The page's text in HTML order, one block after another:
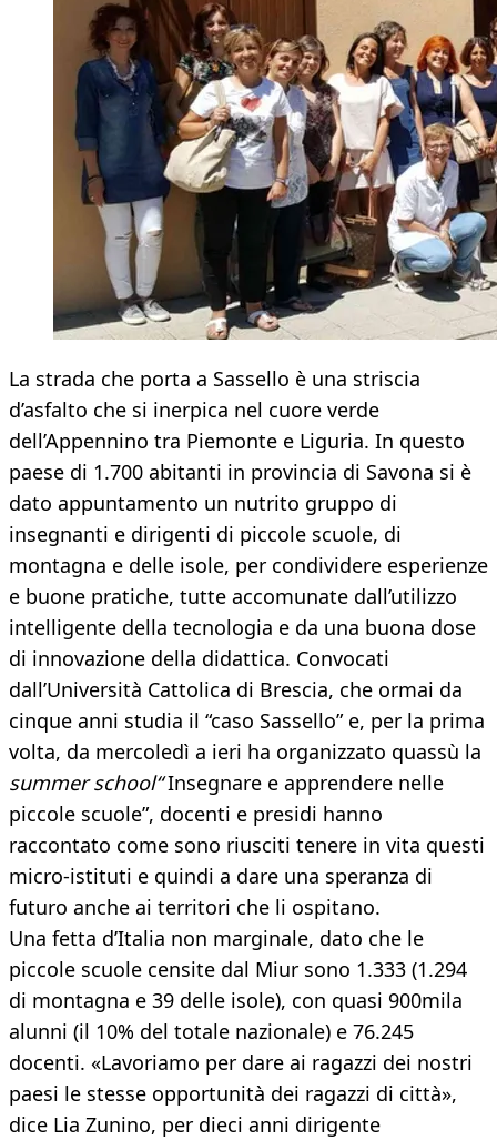
La strada che porta a Sassello è una striscia
d’asfalto che si inerpica nel cuore verde
dell’Appennino tra Piemonte e Liguria. In questo
paese di 1.700 abitanti in provincia di Savona si è
dato appuntamento un nutrito gruppo di
insegnanti e dirigenti di piccole scuole, di
montagna e delle isole, per condividere esperienze
e buone pratiche, tutte accomunate dall’utilizzo
intelligente della tecnologia e da una buona dose
di innovazione della didattica. Convocati
dall’Università Cattolica di Brescia, che ormai da
cinque anni studia il “caso Sassello” e, per la prima
volta, da mercoledì a ieri ha organizzato quassù la
summer school“Insegnare e apprendere nelle
piccole scuole”, docenti e presidi hanno
raccontato come sono riusciti tenere in vita questi
micro-istituti e quindi a dare una speranza di
futuro anche ai territori che li ospitano.
Una fetta d’Italia non marginale, dato che le
piccole scuole censite dal Miur sono 1.333 (1.294
di montagna e 39 delle isole), con quasi 900mila
alunni (il 10% del totale nazionale) e 76.245
docenti. «Lavoriamo per dare ai ragazzi dei nostri
paesi le stesse opportunità dei ragazzi di città»,
dice Lia Zunino, per dieci anni dirigente